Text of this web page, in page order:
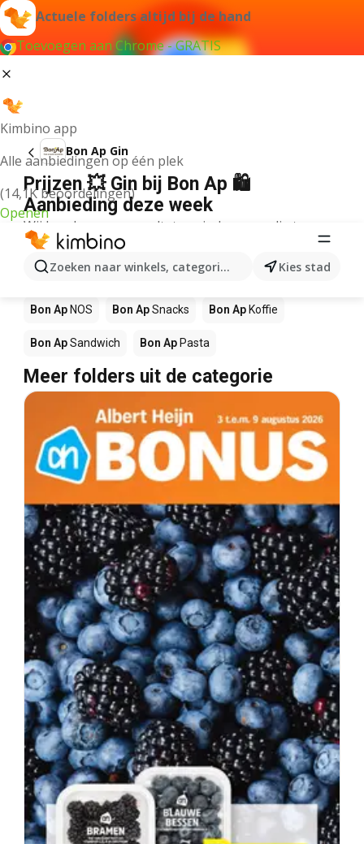
Actuele folders altijd bij de hand
Toevoegen aan Chrome - GRATIS
Kimbino app
Alle aanbiedingen op één plek
(14,1K beoordelingen)
Openen
Zoeken naar winkels, categorieën, producten...
Kies stad
Bon Ap Gin
Prijzen 💥 Gin bij Bon Ap 🛍️
Aanbieding deze week
Wij konden geen resultaten vinden voor die term.
Andere producten in winkels Bon Ap
Bon Ap Mango Sushi
Bon Ap NOS Bon ApSnacks Bon Ap Koffie
Bon ApSandwich Bon Ap Pasta
Meer folders uit de categorie